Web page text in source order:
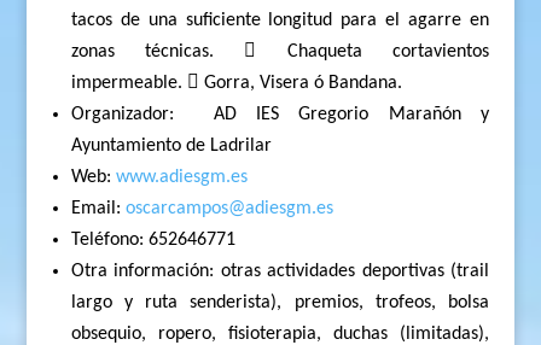
tacos de una suficiente longitud para el agarre en
zonas técnicas.  Chaqueta cortavientos
impermeable.  Gorra, Visera ó Bandana.
Organizador:
AD IES Gregorio Marañón y
Ayuntamiento de Ladrilar
Web: www.adiesgm.es
Email: oscarcampos@adiesgm.es
Teléfono: 652646771
Otra información: otras actividades deportivas (trail
largo y ruta senderista), premios, trofeos, bolsa
obsequio, ropero, fisioterapia, duchas (limitadas),